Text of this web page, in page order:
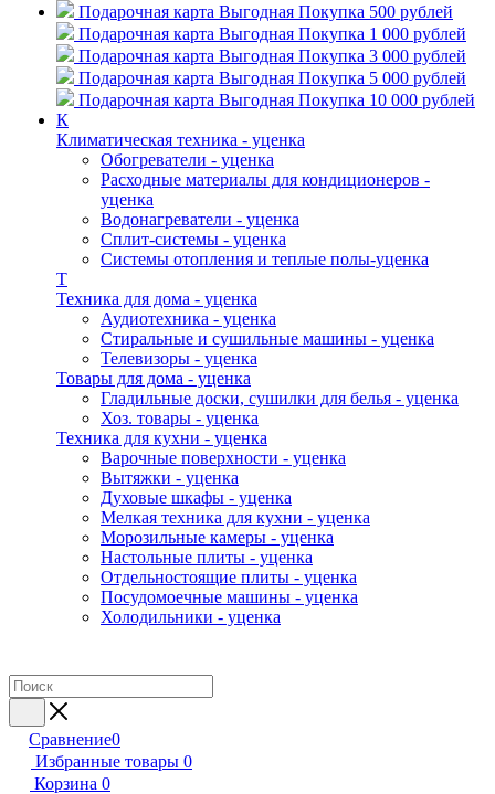
Подарочная карта Выгодная Покупка 500 рублей
Подарочная карта Выгодная Покупка 1 000 рублей
Подарочная карта Выгодная Покупка 3 000 рублей
Подарочная карта Выгодная Покупка 5 000 рублей
Подарочная карта Выгодная Покупка 10 000 рублей
К
Климатическая техника - уценка
Обогреватели - уценка
Расходные материалы для кондиционеров -
уценка
Водонагреватели - уценка
Сплит-системы - уценка
Системы отопления и теплые полы-уценка
Т
Техника для дома - уценка
Аудиотехника - уценка
Стиральные и сушильные машины - уценка
Телевизоры - уценка
Товары для дома - уценка
Гладильные доски, сушилки для белья - уценка
Хоз. товары - уценка
Техника для кухни - уценка
Варочные поверхности - уценка
Вытяжки - уценка
Духовые шкафы - уценка
Мелкая техника для кухни - уценка
Морозильные камеры - уценка
Настольные плиты - уценка
Отдельностоящие плиты - уценка
Посудомоечные машины - уценка
Холодильники - уценка
Сравнение0
Избранные товары 0
Корзина 0